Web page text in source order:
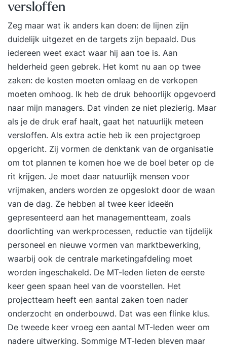
versloffen
Zeg maar wat ik anders kan doen: de lijnen zijn
duidelijk uitgezet en de targets zijn bepaald. Dus
iedereen weet exact waar hij aan toe is. Aan
helderheid geen gebrek. Het komt nu aan op twee
zaken: de kosten moeten omlaag en de verkopen
moeten omhoog. Ik heb de druk behoorlijk opgevoerd
naar mijn managers. Dat vinden ze niet plezierig. Maar
als je de druk eraf haalt, gaat het natuurlijk meteen
versloffen. Als extra actie heb ik een projectgroep
opgericht. Zij vormen de denktank van de organisatie
om tot plannen te komen hoe we de boel beter op de
rit krijgen. Je moet daar natuurlijk mensen voor
vrijmaken, anders worden ze opgeslokt door de waan
van de dag. Ze hebben al twee keer ideeën
gepresenteerd aan het managementteam, zoals
doorlichting van werkprocessen, reductie van tijdelijk
personeel en nieuwe vormen van marktbewerking,
waarbij ook de centrale marketingafdeling moet
worden ingeschakeld. De MT-leden lieten de eerste
keer geen spaan heel van de voorstellen. Het
projectteam heeft een aantal zaken toen nader
onderzocht en onderbouwd. Dat was een flinke klus.
De tweede keer vroeg een aantal MT-leden weer om
nadere uitwerking. Sommige MT-leden bleven maar